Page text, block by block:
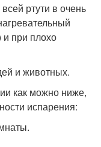
ртути в очень
при плохо
и животных.
как можно ниже,
испарения: